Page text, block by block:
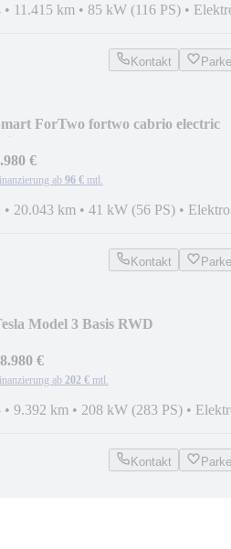
• 11.415 km • 85 kW (116 PS) •
Kontakt
ForTwo fortwo cabrio electric
€
ab 96 € mtl.
• 20.043 km • 41 kW (56 PS) • Elektro
Kontakt
Model 3 Basis RWD
€
ab 202 € mtl.
• 9.392 km • 208 kW (283 PS) •
Kontakt